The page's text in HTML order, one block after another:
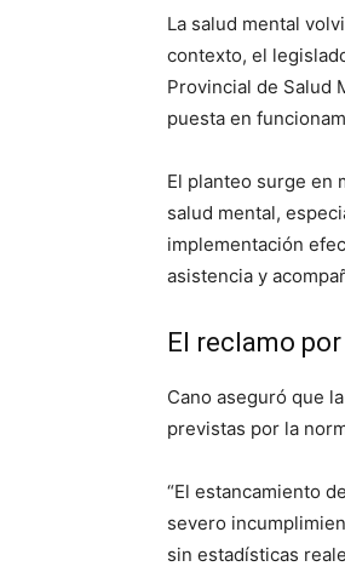
La salud mental
contexto, el
Provincial de Salud
puesta en
El planteo surge en
salud mental,
implementación
asistencia y
El reclamo
Cano aseguró que
previstas por la
“El estancamiento
severo
sin estadísticas